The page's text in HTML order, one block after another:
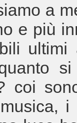
a
e più
ultimi
coi
i